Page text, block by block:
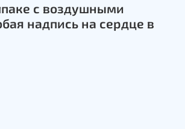
с воздушными
надпись на сердце в